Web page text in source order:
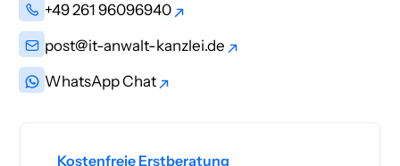
+49 261 96096940
post@it-anwalt-kanzlei.de
WhatsApp Chat
Kostenfreie Erstberatung